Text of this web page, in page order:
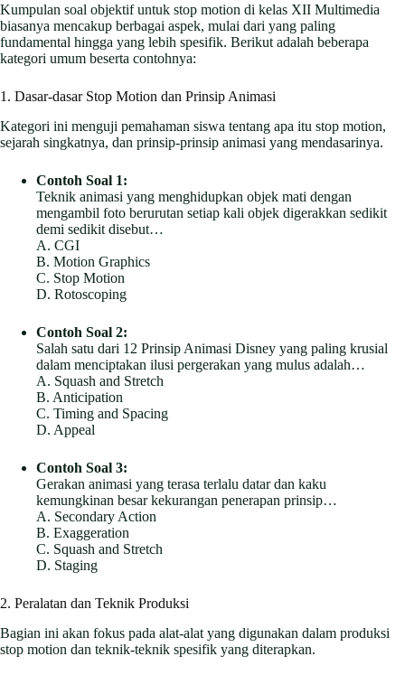
Kumpulan soal objektif untuk stop motion di kelas XII Multimedia
biasanya mencakup berbagai aspek, mulai dari yang paling
fundamental hingga yang lebih spesifik. Berikut adalah beberapa
kategori umum beserta contohnya:
1. Dasar-dasar Stop Motion dan Prinsip Animasi
Kategori ini menguji pemahaman siswa tentang apa itu stop motion,
sejarah singkatnya, dan prinsip-prinsip animasi yang mendasarinya.
Contoh Soal 1:
Teknik animasi yang menghidupkan objek mati dengan
mengambil foto berurutan setiap kali objek digerakkan sedikit
demi sedikit disebut…
A. CGI
B. Motion Graphics
C. Stop Motion
D. Rotoscoping
Contoh Soal 2:
Salah satu dari 12 Prinsip Animasi Disney yang paling krusial
dalam menciptakan ilusi pergerakan yang mulus adalah…
A. Squash and Stretch
B. Anticipation
C. Timing and Spacing
D. Appeal
Contoh Soal 3:
Gerakan animasi yang terasa terlalu datar dan kaku
kemungkinan besar kekurangan penerapan prinsip…
A. Secondary Action
B. Exaggeration
C. Squash and Stretch
D. Staging
2. Peralatan dan Teknik Produksi
Bagian ini akan fokus pada alat-alat yang digunakan dalam produksi
stop motion dan teknik-teknik spesifik yang diterapkan.